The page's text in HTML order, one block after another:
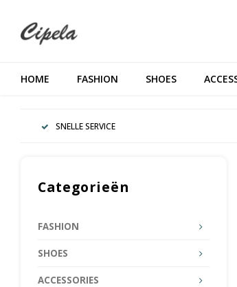
HOME FASHION SHOES
SNELLE SERVICE
Categorieën
FASHION
SHOES
ACCESSORIES